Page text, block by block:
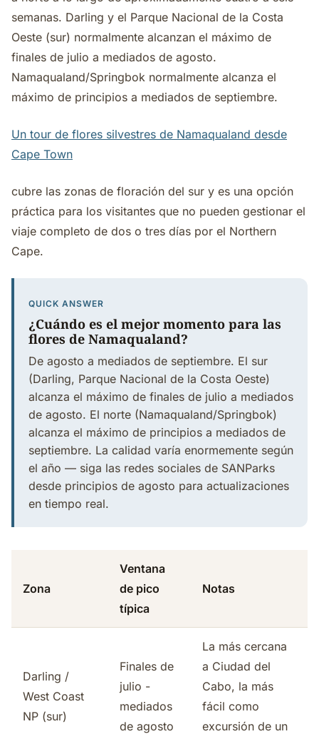
semanas. Darling y el Parque Nacional de la Costa
Oeste (sur) normalmente alcanzan el máximo de
finales de julio a mediados de agosto.
Namaqualand/Springbok normalmente alcanza el
máximo de principios a mediados de septiembre.
Un tour de flores silvestres de Namaqualand desde
Cape Town
cubre las zonas de floración del sur y es una opción
práctica para los visitantes que no pueden gestionar el
viaje completo de dos o tres días por el Northern
Cape.
QUICK ANSWER
¿Cuándo es el mejor momento para las
flores de Namaqualand?
De agosto a mediados de septiembre. El sur
(Darling, Parque Nacional de la Costa Oeste)
alcanza el máximo de finales de julio a mediados
de agosto. El norte (Namaqualand/Springbok)
alcanza el máximo de principios a mediados de
septiembre. La calidad varía enormemente según
el año — siga las redes sociales de SANParks
desde principios de agosto para actualizaciones
en tiempo real.
Zona
Ventana
de pico
típica
Notas
Darling /
West Coast
NP (sur)
Finales de
julio -
mediados
de agosto
La más cercana
a Ciudad del
Cabo, la más
fácil como
excursión de un